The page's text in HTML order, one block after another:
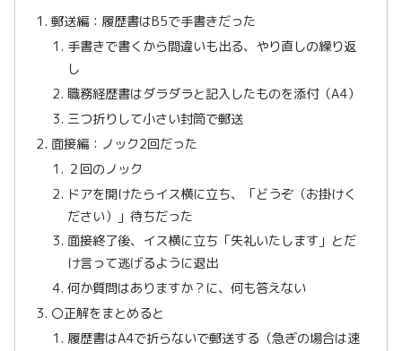
郵送編：履歴書はB5で手書きだった
手書きで書くから間違いも出る、やり直しの繰り返
し
職務経歴書はダラダラと記入したものを添付（A4）
三つ折りして小さい封筒で郵送
面接編：ノック2回だった
２回のノック
ドアを開けたらイス横に立ち、「どうぞ（お掛けく
ださい）」待ちだった
面接終了後、イス横に立ち「失礼いたします」とだ
け言って逃げるように退出
何か質問はありますか？に、何も答えない
〇正解をまとめると
履歴書はA4で折らないで郵送する（急ぎの場合は速